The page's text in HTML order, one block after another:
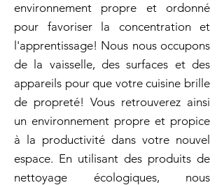
environnement propre et ordonné
pour favoriser la concentration et
l'apprentissage! Nous nous occupons
de la vaisselle, des surfaces et des
appareils pour que votre cuisine brille
de propreté! Vous retrouverez ainsi
un environnement propre et propice
à la productivité dans votre nouvel
espace. En utilisant des produits de
nettoyage écologiques, nous